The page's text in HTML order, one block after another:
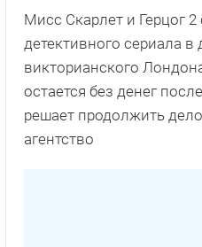
Мисс Скарлет и Герцог
детективного сериала в
викторианского
остается без денег
решает продолжить
агентство